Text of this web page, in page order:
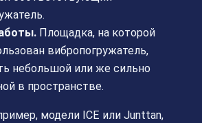
Площадка, на которой
вибропогружатель,
небольшой или же сильно
в пространстве.
модели ICE или Junttan,